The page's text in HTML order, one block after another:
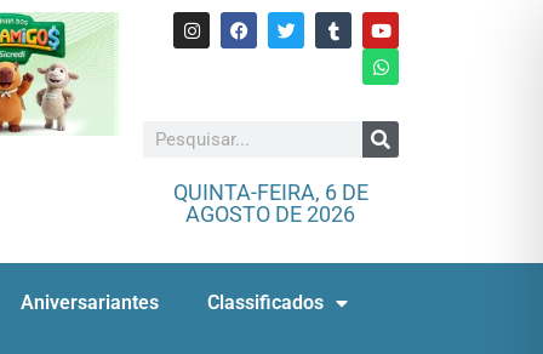
QUINTA-FEIRA, 6 DE
AGOSTO DE 2026
Aniversariantes Classificados